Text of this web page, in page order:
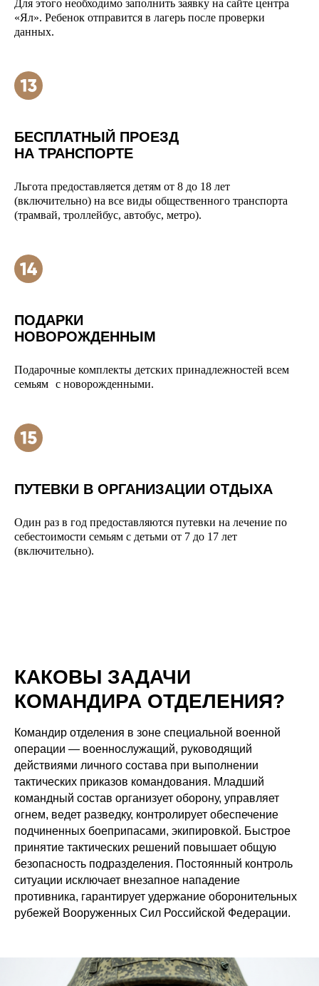
Для этого необходимо заполнить заявку на сайте центра
«Ял». Ребенок отправится в лагерь после проверки
данных.
БЕСПЛАТНЫЙ ПРОЕЗД
НА ТРАНСПОРТЕ
Льгота предоставляется детям от 8 до 18 лет
(включительно) на все виды общественного транспорта
(трамвай, троллейбус, автобус, метро).
ПОДАРКИ
НОВОРОЖДЕННЫМ
Подарочные комплекты детских принадлежностей всем
семьям с новорожденными.
ПУТЕВКИ В ОРГАНИЗАЦИИ ОТДЫХА
Один раз в год предоставляются путевки на лечение по
себестоимости семьям с детьми от 7 до 17 лет
(включительно).
КАКОВЫ ЗАДАЧИ
КОМАНДИРА ОТДЕЛЕНИЯ?
Командир отделения в зоне специальной военной
операции — военнослужащий, руководящий
действиями личного состава при выполнении
тактических приказов командования. Младший
командный состав организует оборону, управляет
огнем, ведет разведку, контролирует обеспечение
подчиненных боеприпасами, экипировкой. Быстрое
принятие тактических решений повышает общую
безопасность подразделения. Постоянный контроль
ситуации исключает внезапное нападение
противника, гарантирует удержание оборонительных
рубежей Вооруженных Сил Российской Федерации.